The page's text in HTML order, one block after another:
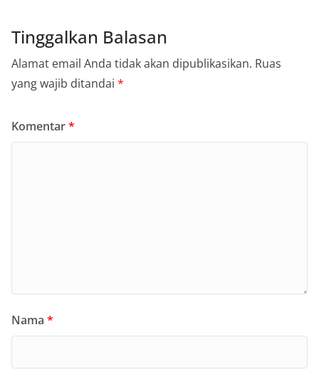
Tinggalkan Balasan
Alamat email Anda tidak akan dipublikasikan. Ruas
yang wajib ditandai *
Komentar*
Nama *